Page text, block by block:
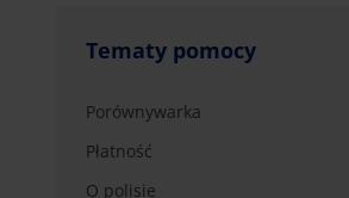
Tematy pomocy
Porównywarka
Płatność
O polisie